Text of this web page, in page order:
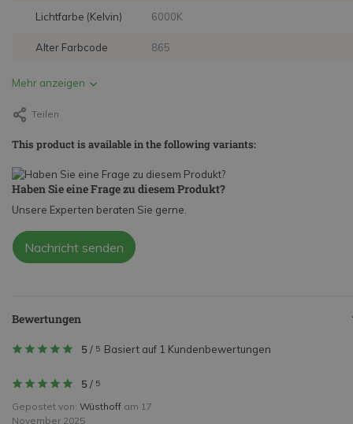
Lichtfarbe (Kelvin) 6000K
Alter Farbcode 865
Mehr anzeigen
Teilen
This product is available in the following variants:
Haben Sie eine Frage zu diesem Produkt?
Unsere Experten beraten Sie gerne.
Nachricht senden
Bewertungen
5/ 5 Basiert auf 1 Kundenbewertungen
5/ 5
Gepostet von: Wüsthoff am 17
November 2025